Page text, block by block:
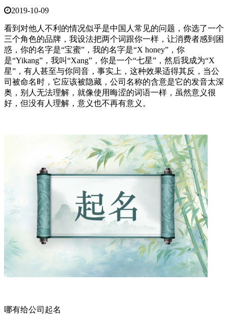
2019-10-09
看到对他人不利的情况似乎是中国人常见的问题，你选了一个
三个角色的品牌，我设法把两个词跟你一样，让消费者感到困
惑，你的名字是“宝蜜”，我的名字是“X honey”，你
是“Yikang”，我叫“Xang”，你是一个“七星”，然后我成为“X
星”，有人甚至与你同音，事实上，这种效果适得其反，当公
司被命名时，它应该被隐藏，公司名称的含意是它的发音太深
奥，别人无法理解，就像使用晦涩的词语一样，虽然意义很
好，但没有人理解，意义也不再有意义。
哪有给公司起名